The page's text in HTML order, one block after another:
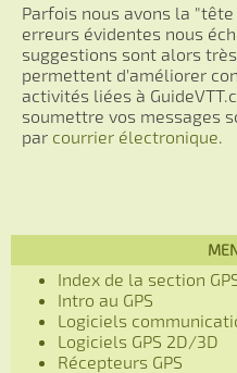
Parfois nous avons la
erreurs évidentes nous
suggestions sont alors
permettent d'améliorer
activités liées à
soumettre vos messages
par courrier électronique.
Index de la section
Intro au GPS
Logiciels
Logiciels GPS 2D/3D
Récepteurs GPS